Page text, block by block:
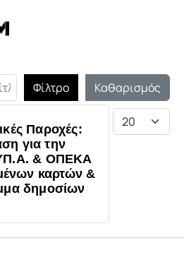
Φίλτρο
Καθαρισμός
Εμφάνιση #
Παροχές:
για την
& ΟΠΕΚΑ
καρτών &
δημοσίων